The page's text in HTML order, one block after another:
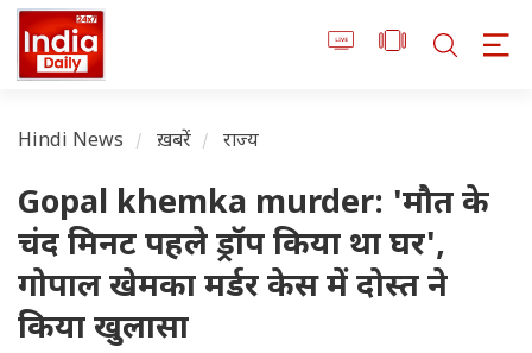
Hindi News ख़बरें राज्य
Gopal khemka murder: 'मौत के
चंद मिनट पहले ड्रॉप किया था घर',
गोपाल खेमका मर्डर केस में दोस्त ने
किया खुलासा